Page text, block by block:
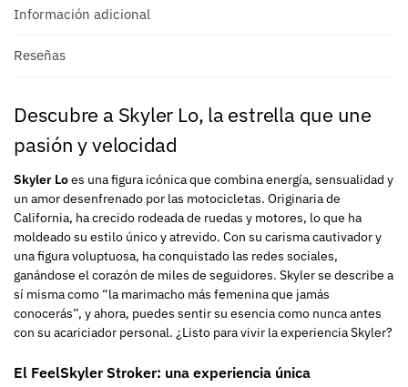
Información adicional
Reseñas
Descubre a Skyler Lo, la estrella que une
pasión y velocidad
Skyler Loes una figura icónica que combina energía, sensualidad y
un amor desenfrenado por las motocicletas. Originaria de
California, ha crecido rodeada de ruedas y motores, lo que ha
moldeado su estilo único y atrevido. Con su carisma cautivador y
una figura voluptuosa, ha conquistado las redes sociales,
ganándose el corazón de miles de seguidores. Skyler se describe a
sí misma como “la marimacho más femenina que jamás
conocerás”, y ahora, puedes sentir su esencia como nunca antes
con su acariciador personal. ¿Listo para vivir la experiencia Skyler?
El FeelSkyler Stroker: una experiencia única